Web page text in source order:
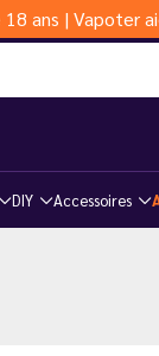
ans | Vapoter
DIY Accessoires